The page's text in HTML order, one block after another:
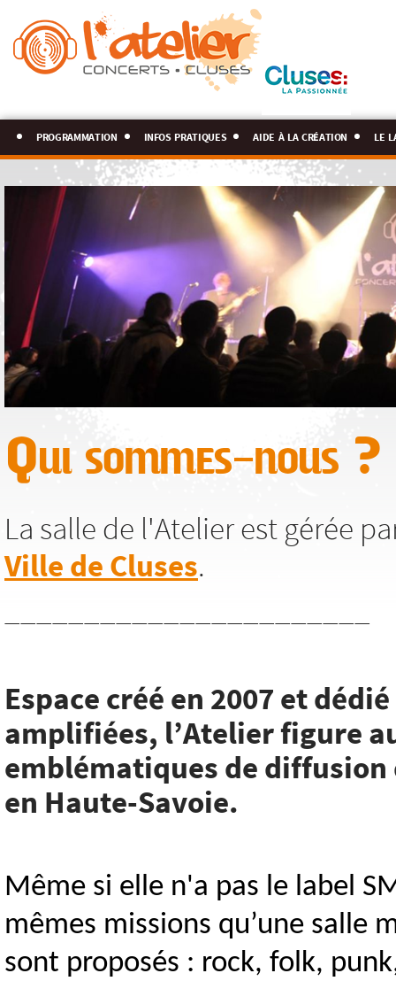
programmation infos pratiques aide à la création le
Qui sommes-nous ?
La salle de l'Atelier est gérée
Ville de Cluses.
Espace créé en 2007 et
amplifiées, l’Atelier figure
emblématiques de diffusion
en Haute-Savoie.
Même si elle n'a pas le label
mêmes missions qu’une salle
sont proposés : rock, folk,